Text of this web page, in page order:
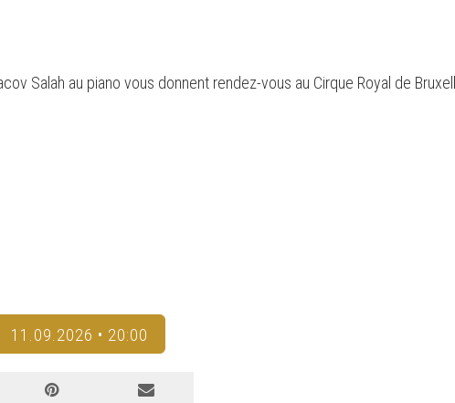
Salah au piano vous donnent rendez-vous au Cirque Royal de
11.09.2026 • 20:00